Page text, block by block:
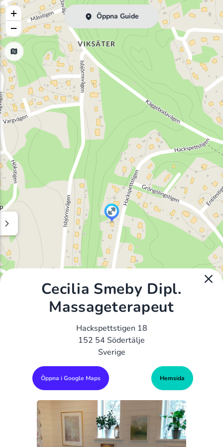
Öppna Guide
+
−
Cecilia Smeby Dipl.
Massageterapeut
Hackspettstigen 18
152 54 Södertälje
Sverige
Öppna i Google Maps Hemsida
Alla Gym I Sverige Sveriges Ledande Gymkedjor